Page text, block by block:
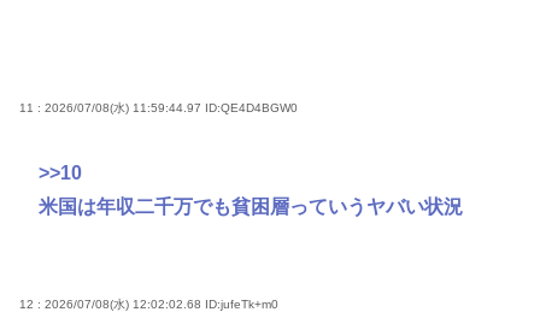
11 : 2026/07/08(水) 11:59:44.97 ID:QE4D4BGW0
>>10
米国は年収二千万でも貧困層っていうヤバい状況
12 : 2026/07/08(水) 12:02:02.68 ID:jufeTk+m0